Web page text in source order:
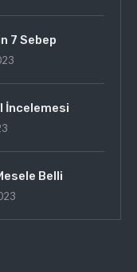
7 Sebep
İncelemesi
Belli